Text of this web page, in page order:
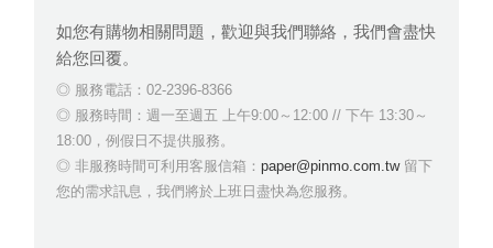
如您有購物相關問題，歡迎與我們聯絡，我們會盡快
給您回覆。
服務電話：02-2396-8366
服務時間：週一至週五 上午9:00～12:00 // 下午 13:30～
18:00，例假日不提供服務。
非服務時間可利用客服信箱： paper@pinmo.com.tw留下
您的需求訊息，我們將於上班日盡快為您服務。